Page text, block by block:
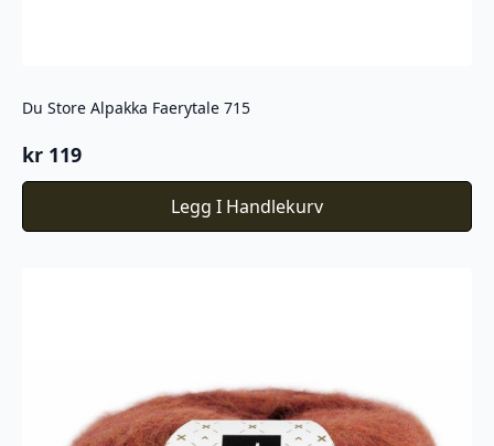
Du Store Alpakka Faerytale 715
kr 119
Legg I Handlekurv